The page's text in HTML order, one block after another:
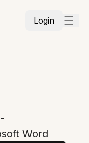
Login
Word